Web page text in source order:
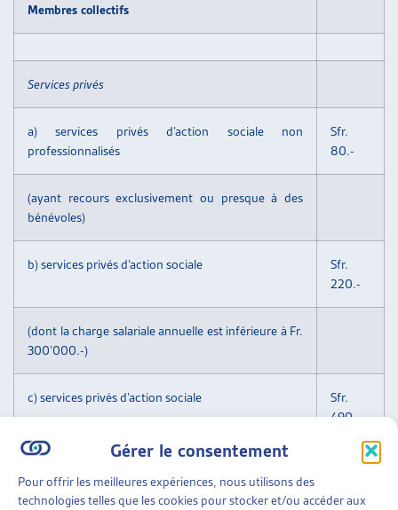
Gérer le consentement
Pour offrir les meilleures expériences, nous utilisons des
technologies telles que les cookies pour stocker et/ou accéder aux
Membres collectifs
Services privés
a) services privés d’action sociale non
professionnalisés
Sfr.
80.-
(ayant recours exclusivement ou presque à des
bénévoles)
b) services privés d’action sociale
Sfr.
220.-
(dont la charge salariale annuelle est inférieure à Fr.
300’000.-)
c) services privés d’action sociale
Sfr.
490.-
Fr. 300’000.-)